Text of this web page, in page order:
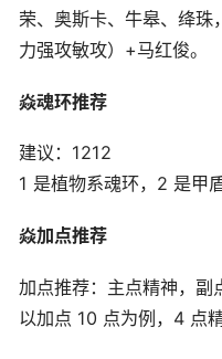
荣、奥斯卡、牛皋、绛
力强攻敏攻）+马红俊。
焱魂环推荐
建议：1212
1 是植物系魂环，2 是甲
焱加点推荐
加点推荐：主点精神，副
以加点 10 点为例，4 点